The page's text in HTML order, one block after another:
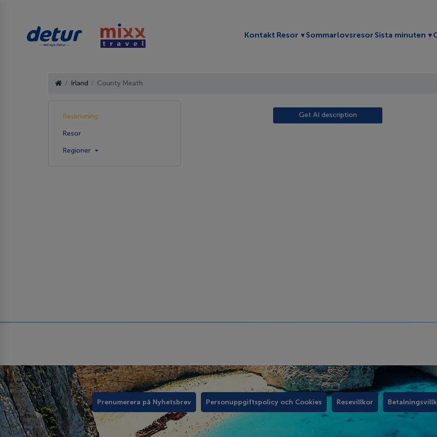
Kontakt Resor Toggle submenu
Sommarlovsresor Sista minuten
Irland County Meath
Beskrivning
Resor
Regioner
Get AI description
Prenumerera på Nyhetsbrev Personuppgiftspolicy och Cookies Resevillkor